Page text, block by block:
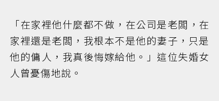
「在家裡他什麼都不做，在公司是老闆，在
家裡還是老闆，我根本不是他的妻子，只是
他的傭人，我真後悔嫁給他。」這位失婚女
人曾憂傷地說。